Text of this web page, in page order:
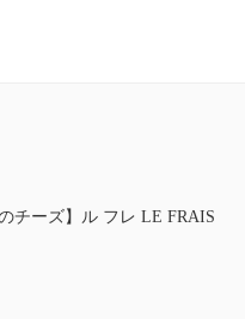
のチーズ】ル フレ LE FRAIS